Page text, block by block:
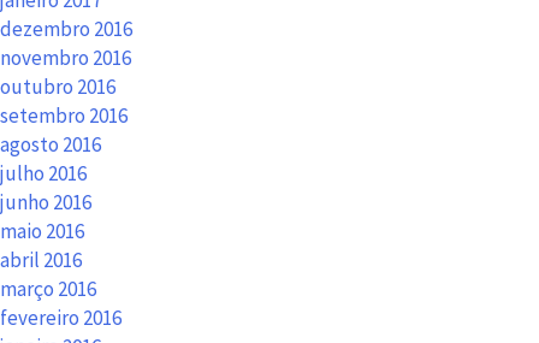
dezembro 2016
novembro 2016
outubro 2016
setembro 2016
agosto 2016
julho 2016
junho 2016
maio 2016
abril 2016
março 2016
fevereiro 2016